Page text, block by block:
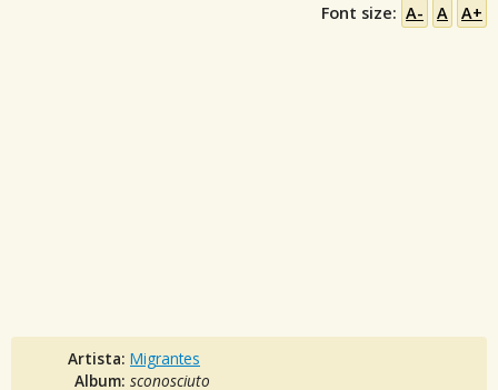
Font size: A- A A+
Artista: Migrantes
Album: sconosciuto